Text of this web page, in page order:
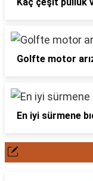
Golfte motor
En iyi sürmene